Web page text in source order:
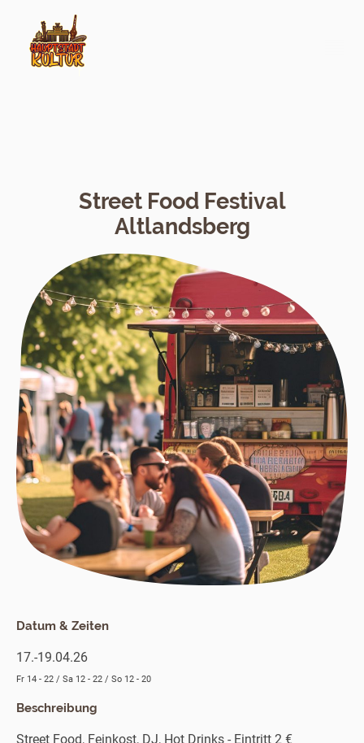
Street Food Festival
Altlandsberg
Datum & Zeiten
17.-19.04.26
Fr 14 - 22 / Sa 12 - 22 / So 12 - 20
Beschreibung
Street Food, Feinkost, DJ, Hot Drinks - Eintritt 2 €